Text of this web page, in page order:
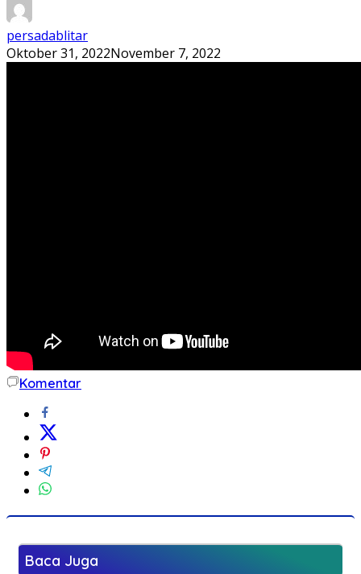
persadablitar
Oktober 31, 2022November 7, 2022
Komentar
Baca Juga